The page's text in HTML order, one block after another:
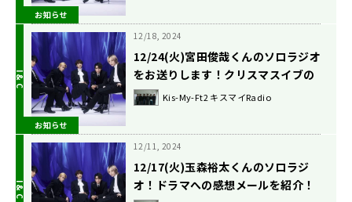
お知らせ
お知らせ
12/18, 2024
12/24(火)宮田俊哉くんのソロラジオ
をお送りします！クリスマスイブの
夜ですよ！Kis-My-Ft2 キスマイRadio
12/11, 2024
12/17(火)玉森裕太くんのソロラジ
オ！ドラマへの感想メールを紹介！